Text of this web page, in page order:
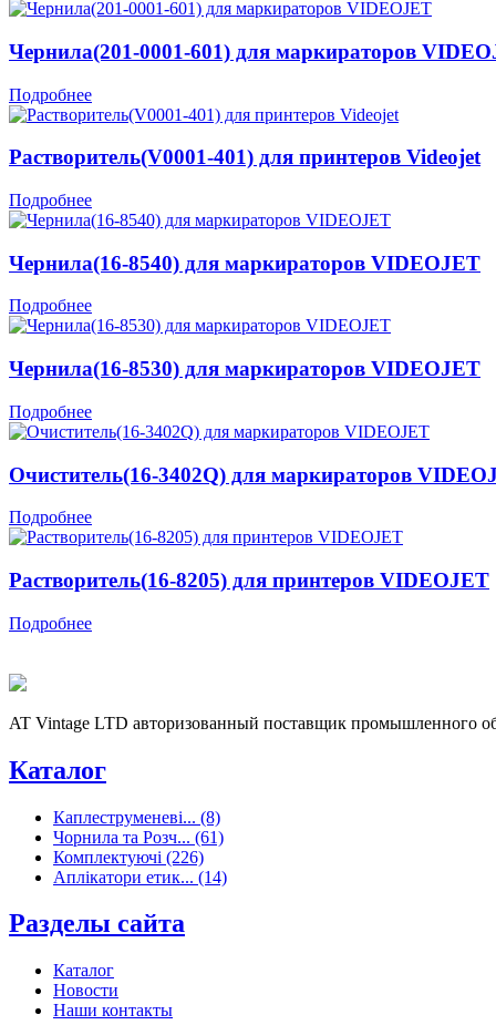
Чернила(201-0001-601) для маркираторов
Подробнее
Растворитель(V0001-401) для принтеров Videojet
Подробнее
Чернила(16-8540) для маркираторов VIDEOJET
Подробнее
Чернила(16-8530) для маркираторов VIDEOJET
Подробнее
Очиститель(16-3402Q) для маркираторов
Подробнее
Растворитель(16-8205) для принтеров VIDEOJET
Подробнее
AT Vintage LTD авторизованный поставщик промышленного
Каталог
Каплеструменеві... (8)
Чорнила та Розч... (61)
Комплектуючі (226)
Аплікатори етик... (14)
Разделы сайта
Каталог
Новости
Наши контакты